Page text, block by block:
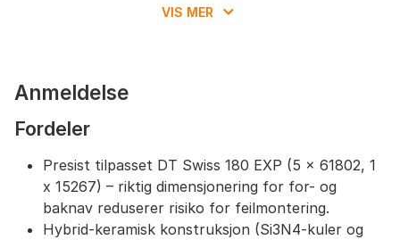
Inkluderer: CyclingCeramic Road Grease og
VIS MER
Anmeldelse
Fordeler
Presist tilpasset DT Swiss 180 EXP (5 x 61802, 1
x 15267) – riktig dimensjonering for for- og
baknav reduserer risiko for feilmontering.
Hybrid-keramisk konstruksjon (Si3N4-kuler og